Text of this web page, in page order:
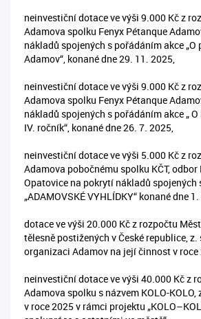
neinvestiční dotace ve výši 9.000 Kč z
Adamova spolku Fenyx Pétanque
nákladů spojených s pořádáním akce „O
Adamov“, konané dne 29. 11. 2025,
neinvestiční dotace ve výši 9.000 Kč z
Adamova spolku Fenyx Pétanque
nákladů spojených s pořádáním akce „ O
IV. ročník“, konané dne 26. 7. 2025,
neinvestiční dotace ve výši 5.000 Kč z
Adamova pobočnému spolku KČT,
Opatovice na pokrytí nákladů spojených
„ADAMOVSKÉ VYHLÍDKY“ konané dne
dotace ve výši 20.000 Kč z rozpočtu
tělesně postižených v České republice,
organizaci Adamov na její činnost v roce
neinvestiční dotace ve výši 40.000 Kč z
Adamova spolku s názvem KOLO-
v roce 2025 v rámci projektu